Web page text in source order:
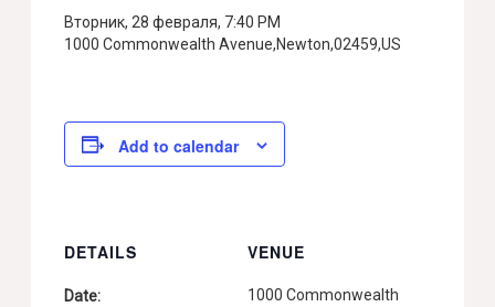
Вторник, 28 февраля, 7:40 PM
1000 Commonwealth Avenue,Newton,02459,US
Add to calendar
DETAILS
Date:
VENUE
1000 Commonwealth